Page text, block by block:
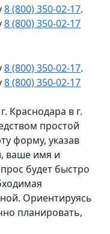
8 (800) 350-02-17.
8 (800) 350-02-17
8 (800) 350-02-17.
8 (800) 350-02-17
Краснодара в г.
простой
форму, указав
ваше имя и
будет быстро
Ориентируясь
планировать,